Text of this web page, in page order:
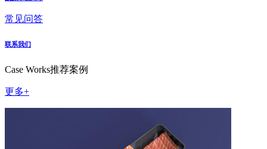
常见问答
联系我们
Case Works推荐案例
更多+